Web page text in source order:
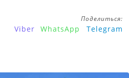
Поделиться:
Viber WhatsApp Telegram